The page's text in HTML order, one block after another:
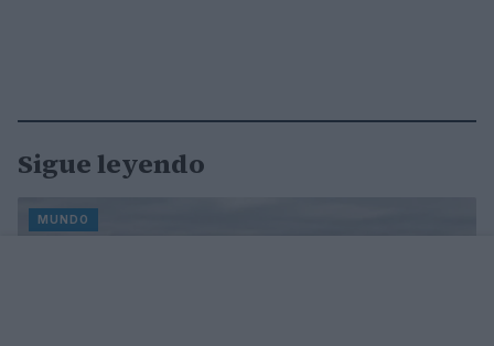
Sigue leyendo
MUNDO